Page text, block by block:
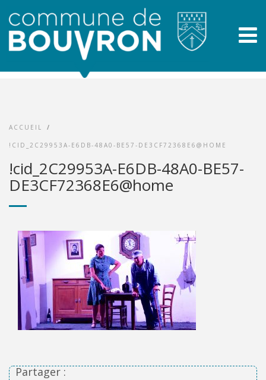
ACCUEIL /
!CID_2C29953A-E6DB-48A0-BE57-DE3CF72368E6@HOME
!cid_2C29953A-E6DB-48A0-BE57-
DE3CF72368E6@home
Partager :